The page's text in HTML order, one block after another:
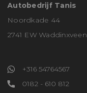
Autobedrijf Tanis
Noordkade 44
2741 EW Waddinxveen
+316 54764567
0182 - 610 812